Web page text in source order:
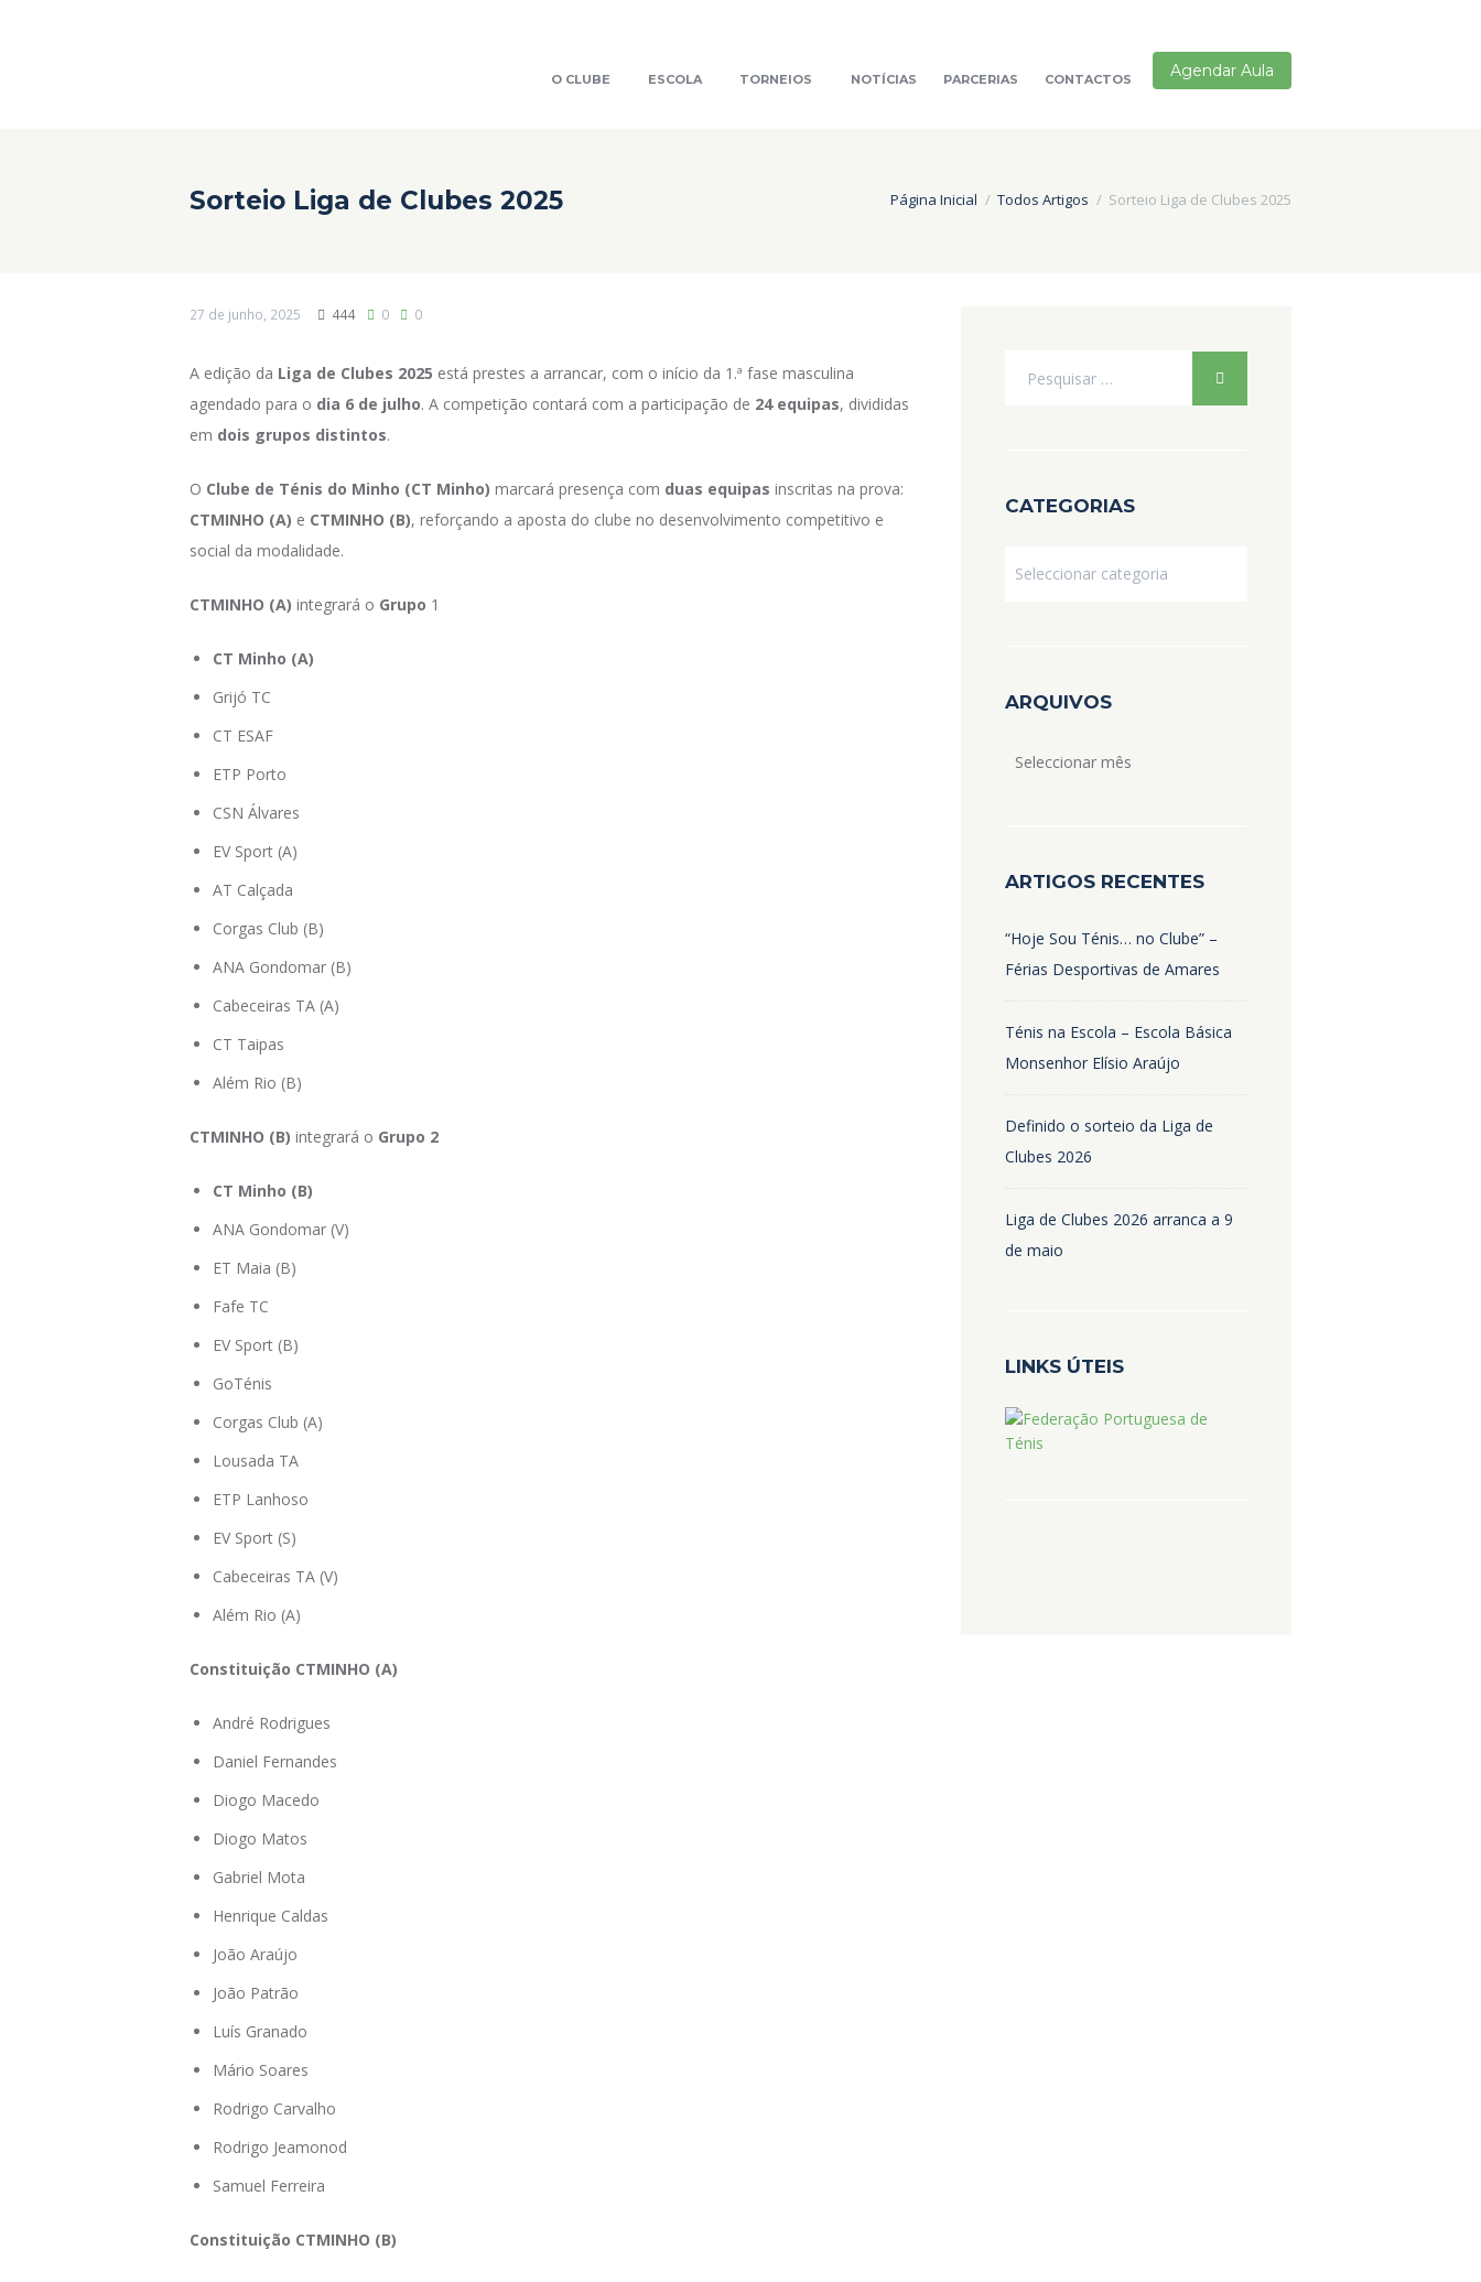
Agendar Aula
O CLUBE ESCOLA TORNEIOS NOTÍCIAS PARCERIAS CONTACTOS
Sorteio Liga de Clubes 2025 Página Inicial Todos Artigos Sorteio Liga de Clubes 2025
27 de junho, 2025 444 0 0
A edição da Liga de Clubes 2025 está prestes a arrancar, com o início da 1.ª fase masculina
agendado para o dia 6 de julho. A competição contará com a participação de 24 equipas, divididas
em dois grupos distintos.
O Clube de Ténis do Minho (CT Minho) marcará presença com duas equipas inscritas na prova:
CTMINHO (A) e CTMINHO (B), reforçando a aposta do clube no desenvolvimento competitivo e
social da modalidade.
CTMINHO (A) integrará o Grupo 1
CT Minho (A)
Grijó TC
CT ESAF
ETP Porto
CSN Álvares
EV Sport (A)
AT Calçada
Corgas Club (B)
ANA Gondomar (B)
Cabeceiras TA (A)
CT Taipas
Além Rio (B)
CTMINHO (B) integrará o Grupo 2
CT Minho (B)
ANA Gondomar (V)
ET Maia (B)
Fafe TC
EV Sport (B)
GoTénis
Corgas Club (A)
Lousada TA
ETP Lanhoso
EV Sport (S)
Cabeceiras TA (V)
Além Rio (A)
Constituição CTMINHO (A)
André Rodrigues
Daniel Fernandes
Diogo Macedo
Diogo Matos
Gabriel Mota
Henrique Caldas
João Araújo
João Patrão
Luís Granado
Mário Soares
Rodrigo Carvalho
Rodrigo Jeamonod
Samuel Ferreira
Constituição CTMINHO (B)
CATEGORIAS
ARQUIVOS
Arquivos
ARTIGOS RECENTES
“Hoje Sou Ténis… no Clube” –
Férias Desportivas de Amares
Ténis na Escola – Escola Básica
Monsenhor Elísio Araújo
Definido o sorteio da Liga de
Clubes 2026
Liga de Clubes 2026 arranca a 9
de maio
LINKS ÚTEIS